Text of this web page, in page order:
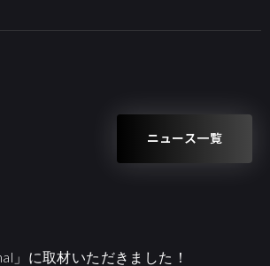
ニュース一覧
」に取材いただきました！